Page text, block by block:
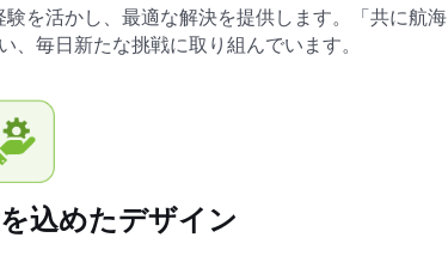
を活かし、最適な解決を提供します。「共に航海
、毎日新たな挑戦に取り組んでいます。
込めたデザイン